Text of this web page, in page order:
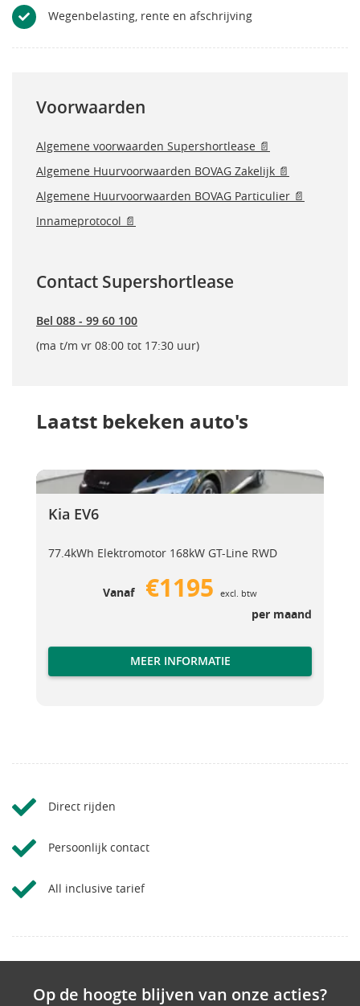
Wegenbelasting, rente en afschrijving
Voorwaarden
Algemene voorwaarden Supershortlease 📄
Algemene Huurvoorwaarden BOVAG Zakelijk 📄
Algemene Huurvoorwaarden BOVAG Particulier 📄
Innameprotocol 📄
Contact Supershortlease
Bel 088 - 99 60 100
(ma t/m vr 08:00 tot 17:30 uur)
Laatst bekeken auto's
Kia EV6
Kia EV6
Kia EV6
77.4kWh Elektromotor 168kW GT-Line RWD
Vanaf €1195 excl. btw
per maand
MEER INFORMATIE
Direct rijden
Persoonlijk contact
All inclusive tarief
Op de hoogte blijven van onze acties?